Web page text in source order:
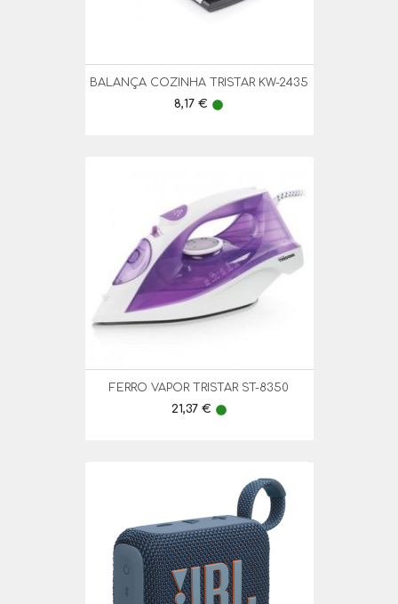
BALANÇA COZINHA TRISTAR KW-2435
Preço
8,17 € lens
FERRO VAPOR TRISTAR ST-8350
Preço
21,37 € lens